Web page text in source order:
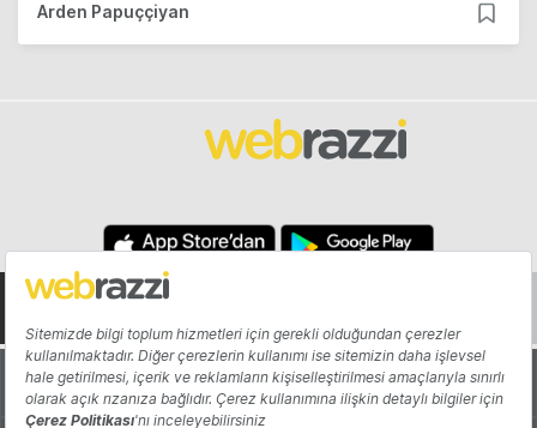
Arden Papuççiyan
Hakkında Yazarlar